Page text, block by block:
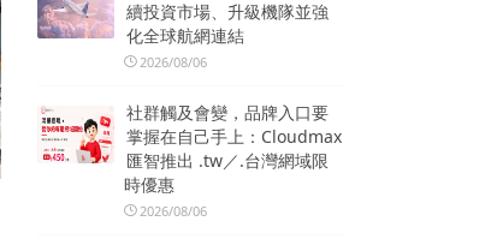
續投資市場、升級機隊並強
化全球航網連結
2026/08/06
社群觸及會變，品牌入口要
掌握在自己手上：Cloudmax
匯智推出 .tw／.台灣網域限
時優惠
2026/08/06